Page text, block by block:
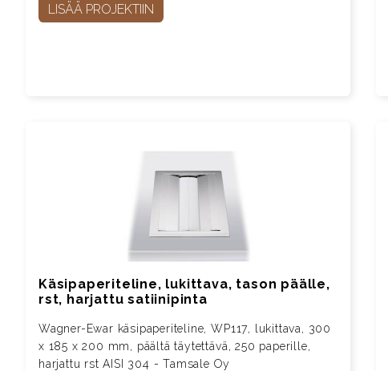
LISÄÄ PROJEKTIIN
Käsipaperiteline, lukittava, tason päälle,
rst, harjattu satiinipinta
Wagner-Ewar käsipaperiteline, WP117, lukittava, 300
x 185 x 200 mm, päältä täytettävä, 250 paperille,
harjattu rst AISI 304 - Tamsale Oy